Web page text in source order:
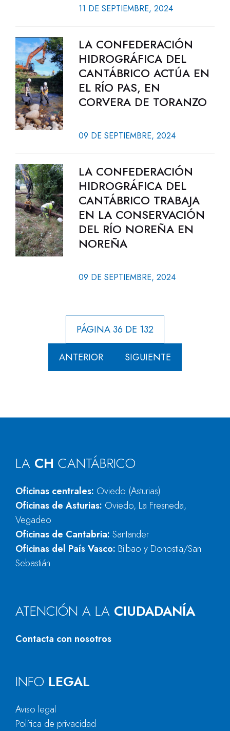
11 DE SEPTIEMBRE, 2024
LA CONFEDERACIÓN
HIDROGRÁFICA DEL
CANTÁBRICO ACTÚA EN
EL RÍO PAS, EN
CORVERA DE TORANZO
09 DE SEPTIEMBRE, 2024
LA CONFEDERACIÓN
HIDROGRÁFICA DEL
CANTÁBRICO TRABAJA
EN LA CONSERVACIÓN
DEL RÍO NOREÑA EN
NOREÑA
09 DE SEPTIEMBRE, 2024
PÁGINA 36 DE 132
ANTERIOR SIGUIENTE
LA CH CANTÁBRICO
Oficinas centrales: Oviedo (Asturias)
Oficinas de Asturias: Oviedo, La Fresneda,
Vegadeo
Oficinas de Cantabria: Santander
Oficinas del País Vasco: Bilbao y Donostia/San
Sebastián
ATENCIÓN A LA CIUDADANÍA
Contacta con nosotros
INFO LEGAL
Aviso legal
Política de privacidad